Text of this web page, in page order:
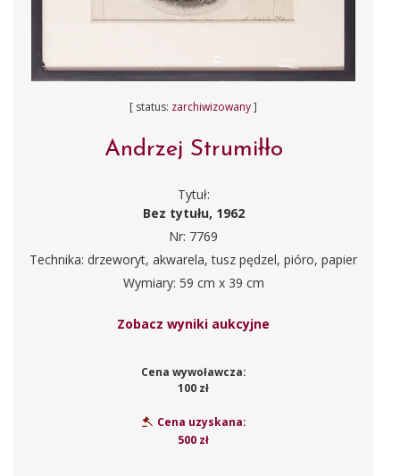
[ status: zarchiwizowany]
Andrzej Strumiłło
Tytuł:
Bez tytułu, 1962
Nr: 7769
Technika: drzeworyt, akwarela, tusz pędzel, pióro, papier
Wymiary: 59 cm x 39 cm
Zobacz wyniki aukcyjne
Cena wywoławcza:
100 zł
Cena uzyskana:
500 zł